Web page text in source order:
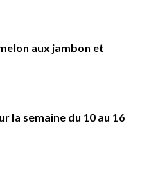
aux jambon et
la semaine du 10 au 16